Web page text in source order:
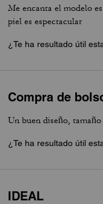
Me encanta el modelo
piel es espectacular
¿Te ha resultado útil
Compra de
Un buen diseño,
¿Te ha resultado útil
IDEAL